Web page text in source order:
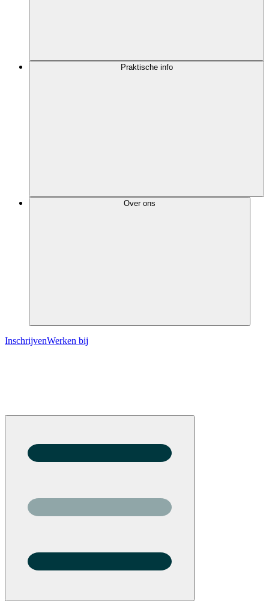
Praktische info
Over ons
InschrijvenWerken bij